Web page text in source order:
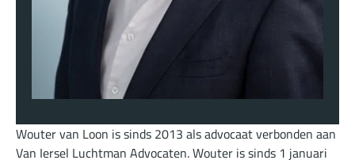
Wouter van Loon is sinds 2013 als advocaat verbonden aan
Van Iersel Luchtman Advocaten. Wouter is sinds 1 januari